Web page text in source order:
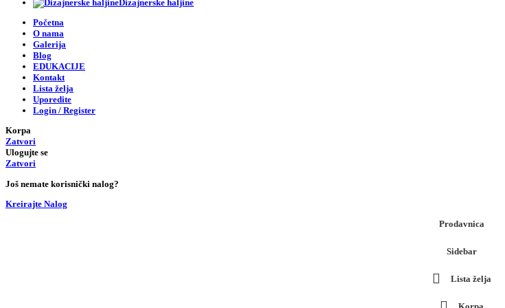
Dizajnerske haljine
Početna
O nama
Galerija
Blog
EDUKACIJE
Kontakt
Lista želja
Uporedite
Login / Register
Korpa
Zatvori
Ulogujte se
Zatvori
Još nemate korisnički nalog?
Kreirajte Nalog
Prodavnica
Sidebar
Lista želja